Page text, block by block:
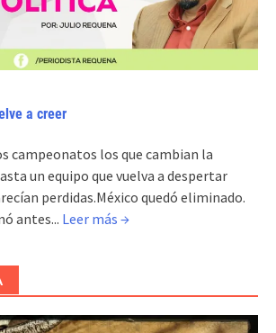
a creer
campeonatos los que cambian la
un equipo que vuelva a despertar
perdidas.México quedó eliminado.
antes... Leer más →